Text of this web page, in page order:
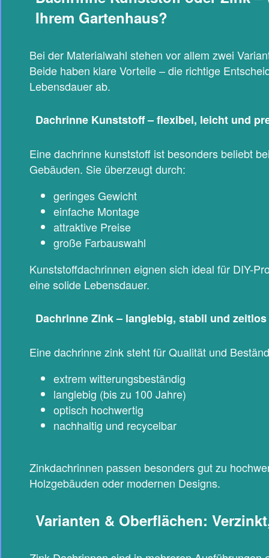
Ihrem Gartenhaus?
Bei der Materialwahl stehen vor allem zwei
Beide haben klare Vorteile – die richtige
Lebensdauer ab.
Dachrinne Kunststoff – flexibel, leicht und
Eine dachrinne kunststoff ist besonders beliebt
Gebäuden. Sie überzeugt durch:
geringes Gewicht
einfache Montage
attraktive Preise
große Farbauswahl
Kunststoffdachrinnen eignen sich ideal für DIY-
eine solide Lebensdauer.
Dachrinne Zink – langlebig, stabil und zeitlos
Eine dachrinne zink steht für Qualität und
extrem witterungsbeständig
langlebig (bis zu 100 Jahre)
optisch hochwertig
nachhaltig und recycelbar
Zinkdachrinnen passen besonders gut zu
Holzgebäuden oder modernen Designs.
Varianten & Oberflächen: